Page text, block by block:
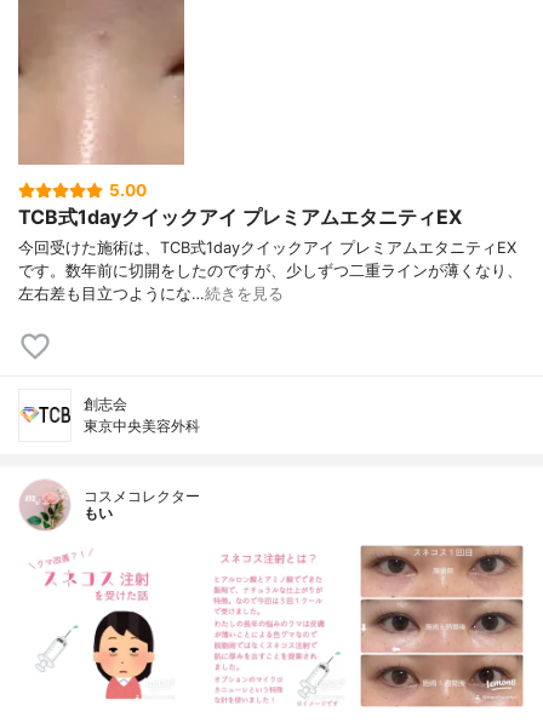
5.00
TCB式1dayクイックアイ プレミアムエタニティEX
今回受けた施術は、TCB式1dayクイックアイ プレミアムエタニティEX
です。数年前に切開をしたのですが、少しずつ二重ラインが薄くなり、
左右差も目立つようにな…続きを見る
創志会
東京中央美容外科
コスメコレクター
もい